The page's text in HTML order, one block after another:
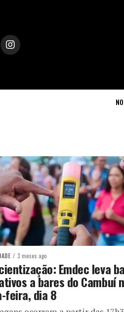
3 meses ago
Emdec leva
a bares do Cambuí
feira, dia 8